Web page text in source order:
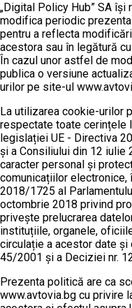
„Digital Policy Hub” SA
modifica periodic
pentru a reflecta
acestora sau în legătură
În cazul unor astfel de
publica o versiune
urilor pe site-ul
La utilizarea cookie-urilor
respectate toate cerințele
legislației UE - Directiva
și a Consiliului din 12 iulie
caracter personal și
comunicațiilor electronice,
2018/1725 al
octombrie 2018 privind
privește prelucrarea
instituțiile, organele,
circulație a acestor date și
45/2001 și a Deciziei nr.
Prezenta politică are ca
www.avtovia.bg cu privire